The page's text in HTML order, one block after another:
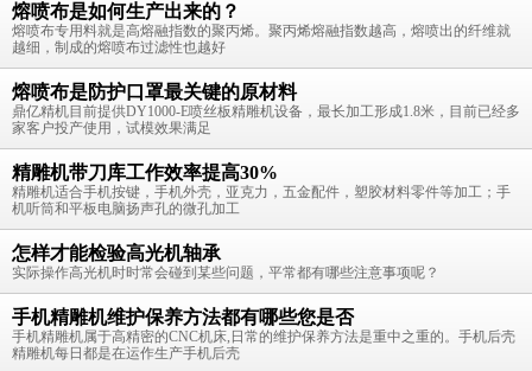
熔喷布是如何生产出来的？
熔喷布专用料就是高熔融指数的聚丙烯。聚丙烯熔融指数越高，熔喷出的纤维就
越细，制成的熔喷布过滤性也越好
熔喷布是防护口罩最关键的原材料
鼎亿精机目前提供DY1000-E喷丝板精雕机设备，最长加工形成1.8米，目前已经多
家客户投产使用，试模效果满足
精雕机带刀库工作效率提高30%
精雕机适合手机按键，手机外壳，亚克力，五金配件，塑胶材料零件等加工；手
机听筒和平板电脑扬声孔的微孔加工
怎样才能检验高光机轴承
实际操作高光机时时常会碰到某些问题，平常都有哪些注意事项呢？
手机精雕机维护保养方法都有哪些您是否
手机精雕机属于高精密的CNC机床,日常的维护保养方法是重中之重的。手机后壳
精雕机每日都是在运作生产手机后壳